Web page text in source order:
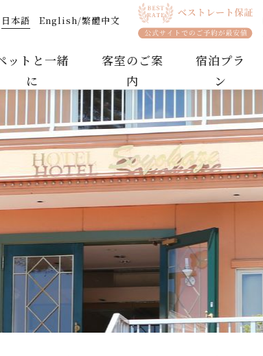
まれるリゾートホテル
日本語 English/繁體中文
ットと一緒
に
客室のご案
内
宿泊プラ
ン